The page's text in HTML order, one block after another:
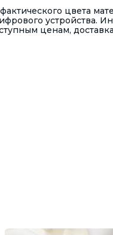
цвета
устройства.
ценам,